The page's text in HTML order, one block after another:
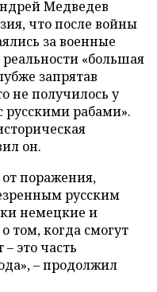
Медведев
что после войны
за военные
«большая
запрятав
не получилось у
русскими рабами».
он.
от поражения,
русским
немецкие и
том, когда смогут
это часть
– продолжил